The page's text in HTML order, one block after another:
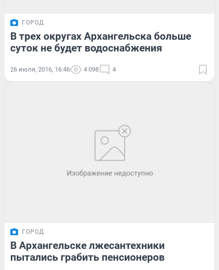
ГОРОД
В трех округах Архангельска больше
суток не будет водоснабжения
26 июля, 2016, 16:46 4 098 4
ГОРОД
В Архангельске лжесантехники
пытались грабить пенсионеров